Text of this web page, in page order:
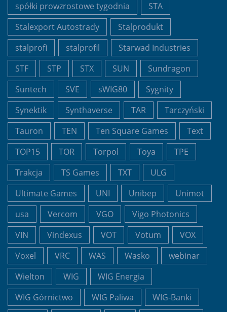
spółki prowzrostowe tygodnia
STA
Stalexport Autostrady
Stalprodukt
stalprofi
stalprofil
Starwad Industries
STF
STP STX SUN
Sundragon
Suntech
SVE sWIG80
Sygnity
Synektik
Synthaverse TAR
Tarczyński
Tauron
TEN Ten Square Games
Text
TOP15
TOR Torpol Toya
TPE
Trakcja
TS Games TXT
ULG
Ultimate Games
UNI Unibep
Unimot
usa
Vercom VGO
Vigo Photonics
VIN
Vindexus VOT Votum
VOX
Voxel
VRC WAS Wasko
webinar
Wielton
WIG
WIG Energia
WIG Górnictwo
WIG Paliwa
WIG-Banki